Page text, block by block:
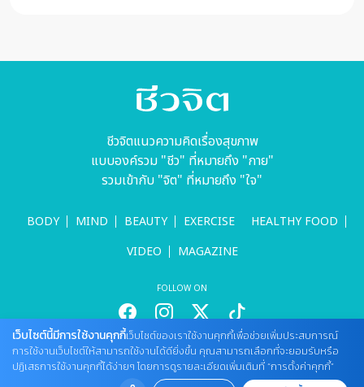
ชีวจิตแนวความคิดเรื่องสุขภาพ
แบบองค์รวม "ชีว" ที่หมายถึง "กาย"
รวมเข้ากับ "จิต" ที่หมายถึง "ใจ"
BODY MIND BEAUTY EXERCISE
HEALTHY FOOD
VIDEO
MAGAZINE
FOLLOW ON
สนใจลงโฆษณากับเว็บไซต์
Tel : 085 661 4629 / (จันทร์ - ศุกร์ เวลา 09.00 - 18.00 น)
เว็บไซต์นี้มีการใช้งานคุกกี้เว็บไซต์ของเราใช้งานคุกกี้เพื่อช่วยเพิ่มประสบการณ์
การใช้งานเว็บไซต์ให้สามารถใช้งานได้ดียิ่งขึ้น คุณสามารถเลือกที่จะยอมรับหรือ
ปฏิเสธการใช้งานคุกกี้ได้ง่ายๆ โดยการดูรายละเอียดเพิ่มเติมที่ “การตั้งค่าคุกกี้”